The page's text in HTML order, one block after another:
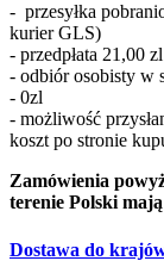
- przesyłka
kurier GLS)
- przedpłata 21,00
- odbiór osobisty w
- 0zl
- możliwość
koszt po stronie
Zamówienia
terenie Polski
Dostawa do